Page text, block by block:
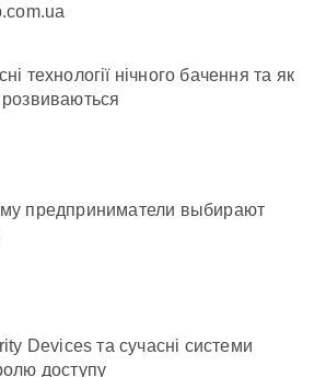
технології нічного бачення та як
предприниматели выбирают
Devices та сучасні системи
доступу